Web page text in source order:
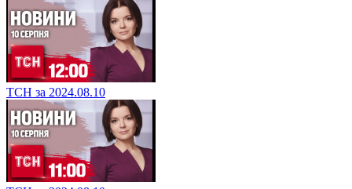
ТСН за 2024.08.10